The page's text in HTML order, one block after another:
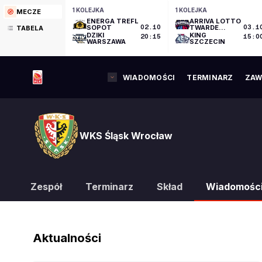
MECZE
TABELA
1 KOLEJKA
ENERGA TREFL
SOPOT
DZIKI
WARSZAWA
02.10
20:15
1 KOLEJKA
ARRIVA LOTTO
TWARDE
PIERNIKI
TORUŃ
KING
SZCZECIN
WIADOMOŚCI TERMINARZ
WKS Śląsk Wrocław
Zespół Terminarz Skład
Aktualności